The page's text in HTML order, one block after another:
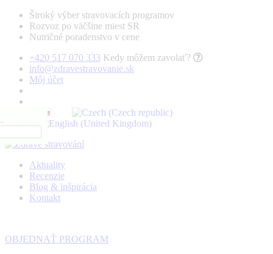
Široký výber stravovacích programov
Rozvoz po väčšine miest SR
Nutričné poradenstvo v cene
+420 517 070 333 Kedy môžem zavolať?
info@zdravestravovanie.sk
Môj účet
Aktuality
Recenzie
Blog & inšpirácia
Kontakt
OBJEDNAŤ PROGRAM